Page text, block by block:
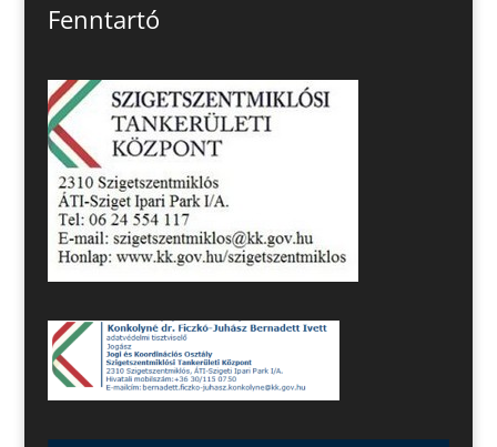
Fenntartó